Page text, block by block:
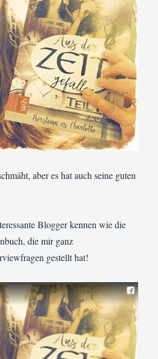
aber es hat auch seine guten
Blogger kennen wie die
die mir ganz
gestellt hat!